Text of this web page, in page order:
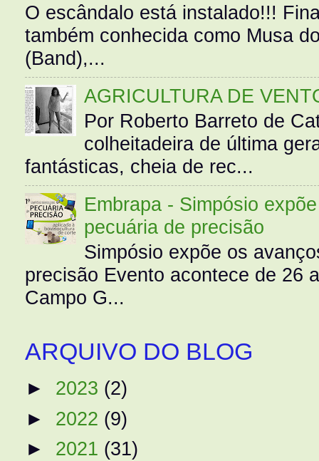
O escândalo está instalado!!!
também conhecida como Musa
(Band),...
AGRICULTURA DE
Por Roberto Barreto de
colheitadeira de última
fantásticas, cheia de rec...
Embrapa - Simpósio
pecuária de precisão
Simpósio expõe os
precisão Evento acontece de 26
Campo G...
ARQUIVO DO BLOG
► 2023 (2)
► 2022 (9)
► 2021 (31)